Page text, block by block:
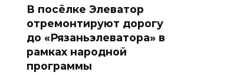
В посёлке Элеватор
отремонтируют дорогу
до «Рязаньэлеватора» в
рамках народной
программы